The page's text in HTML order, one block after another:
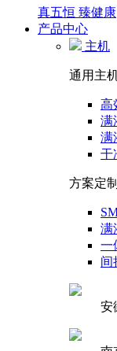
真五恒 臻健康
产品中心
主机
通用主
高
满
满
干
方案定制
满
一
间
安